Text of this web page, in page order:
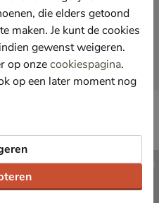
€ 129,99
129,99
die elders getoond
maken. Je kunt de cookies
gewenst weigeren.
op onzecookiespagina.
op een later moment nog